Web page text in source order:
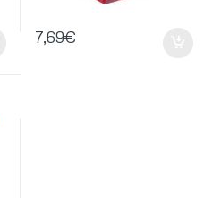
7,69€